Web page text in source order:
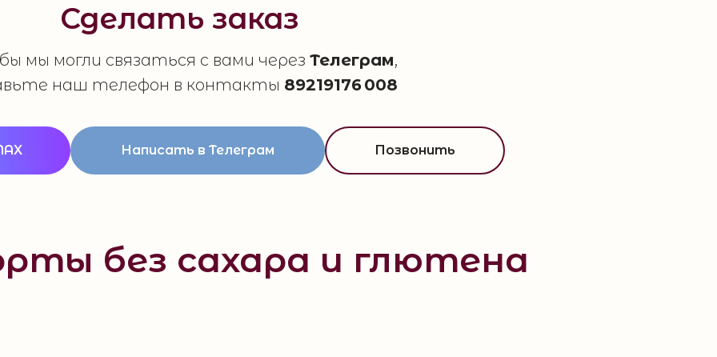
Сделать заказ
мы могли связаться с вами через Телеграм,
наш телефон в контакты 89219176 008
Написать в Телеграм Позвонить
без сахара и глютена